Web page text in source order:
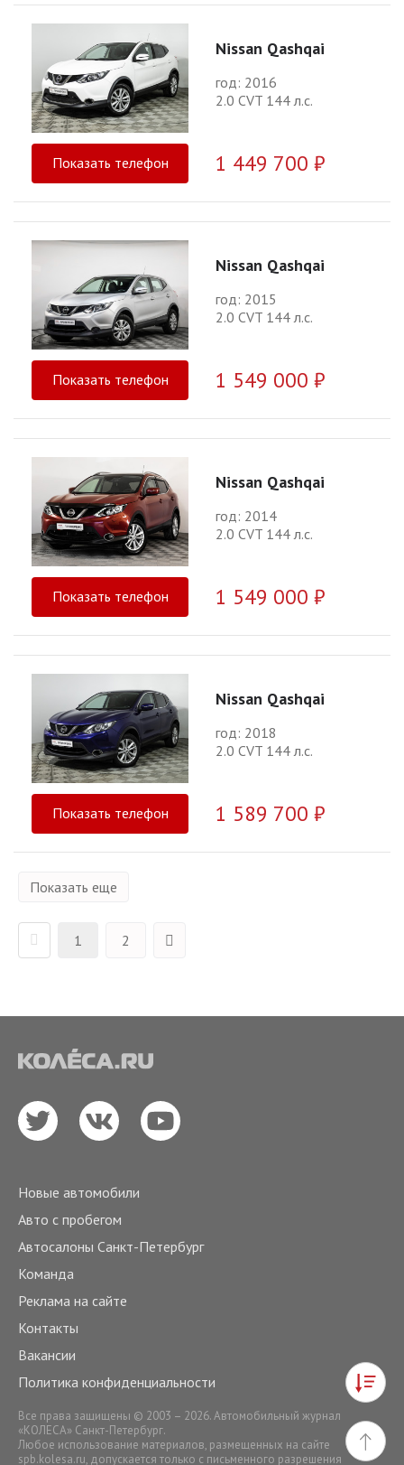
Nissan Qashqai
год: 2016
2.0 CVT 144 л.с.
Показать телефон 1 449 700 ₽
Nissan Qashqai
год: 2015
2.0 CVT 144 л.с.
Показать телефон 1 549 000 ₽
Nissan Qashqai
год: 2014
2.0 CVT 144 л.с.
Показать телефон 1 549 000 ₽
Nissan Qashqai
год: 2018
2.0 CVT 144 л.с.
Показать телефон 1 589 700 ₽
Показать еще
1 2
Новые автомобили
Авто с пробегом
Автосалоны Санкт-Петербург
Команда
Реклама на сайте
Контакты
Вакансии
Политика конфиденциальности
Все права защищены © 2003 – 2026. Автомобильный журнал
«КОЛЕСА» Санкт-Петербург.
Любое использование материалов, размещенных на сайте
spb.kolesa.ru, допускается только с письменного разрешения